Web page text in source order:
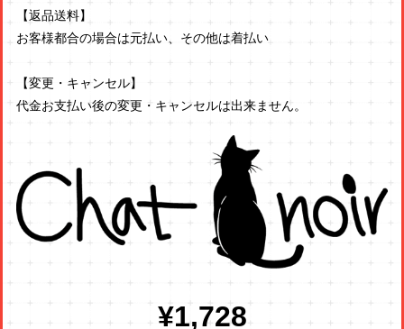
【返品送料】
お客様都合の場合は元払い、その他は着払い
【変更・キャンセル】
代金お支払い後の変更・キャンセルは出来ません。
¥1,728